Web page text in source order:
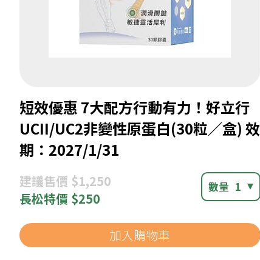
短效優惠 7大配方行動有力！好立行
UCII/UC2非變性原蛋白(30粒／盒) 效
期：2027/1/31
建議售價 $1,250
長松特價 $250
數量 1
加入購物車